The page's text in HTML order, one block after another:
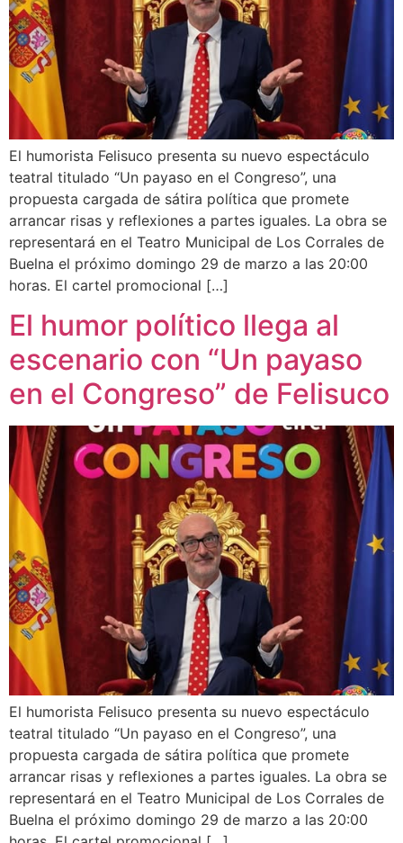
El humorista Felisuco presenta su nuevo espectáculo
teatral titulado “Un payaso en el Congreso”, una
propuesta cargada de sátira política que promete
arrancar risas y reflexiones a partes iguales. La obra se
representará en el Teatro Municipal de Los Corrales de
Buelna el próximo domingo 29 de marzo a las 20:00
horas. El cartel promocional […]
El humor político llega al
escenario con “Un payaso
en el Congreso” de Felisuco
El humorista Felisuco presenta su nuevo espectáculo
teatral titulado “Un payaso en el Congreso”, una
propuesta cargada de sátira política que promete
arrancar risas y reflexiones a partes iguales. La obra se
representará en el Teatro Municipal de Los Corrales de
Buelna el próximo domingo 29 de marzo a las 20:00